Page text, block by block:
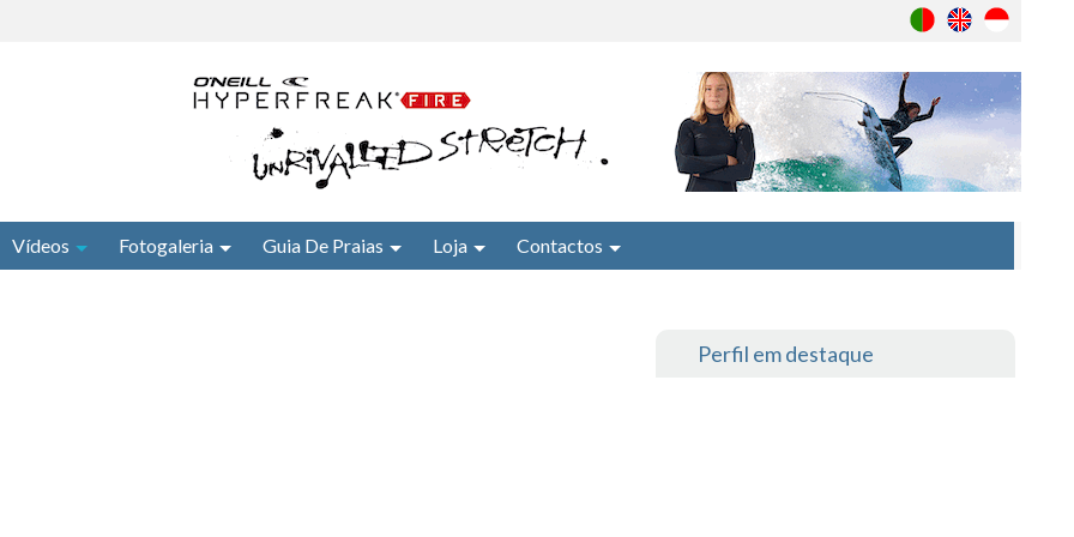
Vídeos Fotogaleria Guia De Praias Loja Contactos
Perfil em destaque